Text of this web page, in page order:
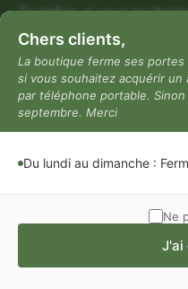
Toutefois, si vous
pouvez prendre rdv par
l\'ouverture officielle sera
Du lundi au dimanche
Mentions légales
Politique de
Chers clients,
La boutique ferme ses
si vous souhaitez acquérir
par téléphone portable.
septembre. Merci
Du lundi au dimanche :
Ne
J'ai